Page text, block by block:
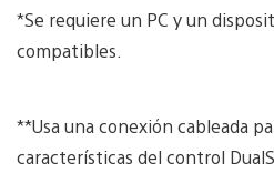
*Se requiere un PC y un
compatibles.
**Usa una conexión cableada
características del control